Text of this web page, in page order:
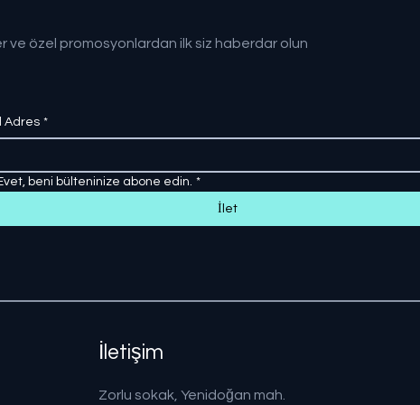
ve özel promosyonlardan ilk siz haberdar olun
Adres *
beni bülteninize abone edin. *
İlet
İletişim
Zorlu sokak, Yenidoğan mah.